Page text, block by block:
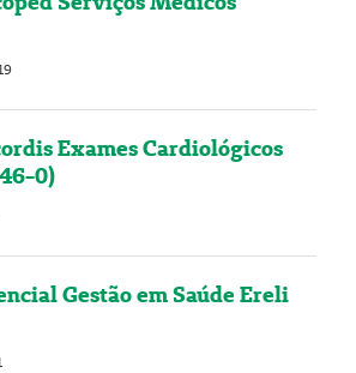
Exames Cardiológicos
0)
Gestão em Saúde Ereli